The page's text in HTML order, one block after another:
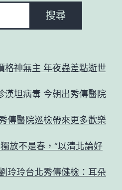
搜尋
格神無主 年夜蟲差點逝世
漢坦病毒 今朝出秀傳醫院
傳醫院巡檢帶來更多歡樂
放不是春，“以清北論好
玲玲台北秀傳健檢：耳朵